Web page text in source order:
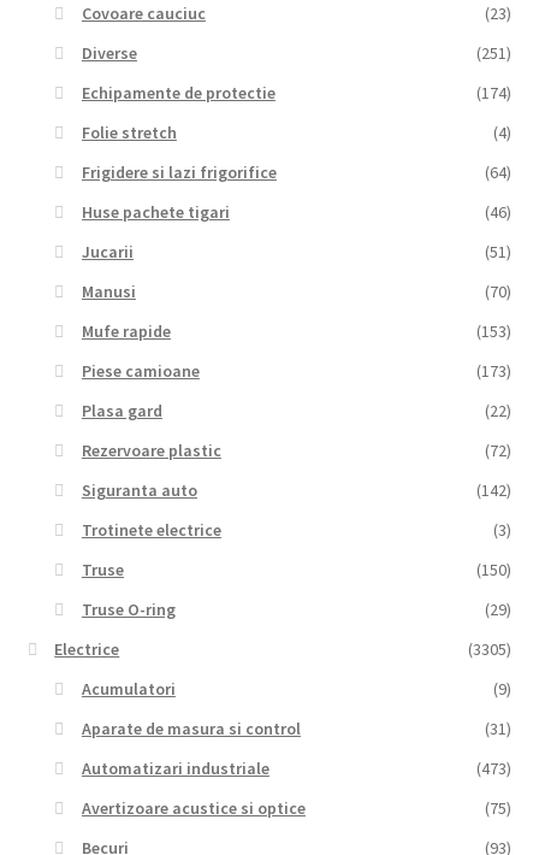
Covoare cauciuc
(23)
Diverse
(251)
Echipamente de protectie
(174)
Folie stretch
(4)
Frigidere si lazi frigorifice
(64)
Huse pachete tigari
(46)
Jucarii
(51)
Manusi
(70)
Mufe rapide
(153)
Piese camioane
(173)
Plasa gard
(22)
Rezervoare plastic
(72)
Siguranta auto
(142)
Trotinete electrice
(3)
Truse
(150)
Truse O-ring
(29)
Electrice
(3305)
Acumulatori
(9)
Aparate de masura si control
(31)
Automatizari industriale
(473)
Avertizoare acustice si optice
(75)
Becuri
(93)